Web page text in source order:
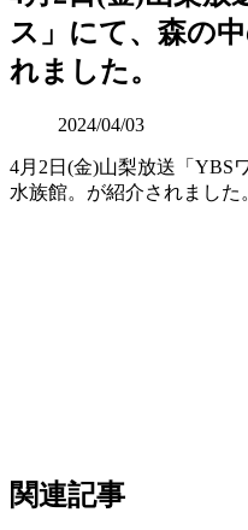
ス」にて、森の
れました。
2024/04/03
4月2日(金)山梨放送「YBS
水族館。が紹介されました
関連記事